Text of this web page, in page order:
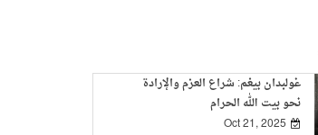
غولبدان بيغم: شراع العزم والإرادة
نحو بيت الله الحرام
Oct 21, 2025